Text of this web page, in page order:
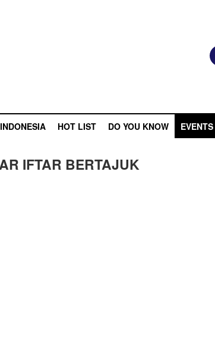
HOT LIST DO YOU KNOW EVENTS
IFTAR BERTAJUK